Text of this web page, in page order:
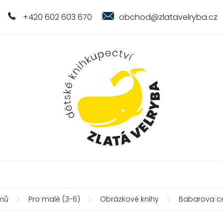
+420 602 603 670 obchod@zlatavelryba.cz
Pro malé (3-6) Obrázkové knihy Babarova